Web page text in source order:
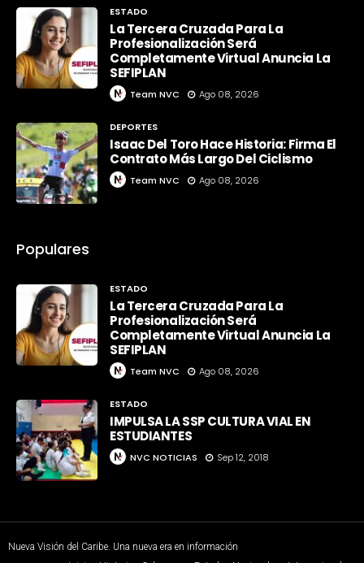
ESTADO
La Tercera Cruzada Para La
Profesionalización Será
Completamente Virtual Anuncia La
SEFIPLAN
Team NVC Ago 08, 2026
DEPORTES
Isaac Del Toro Hace Historia: Firma El
Contrato Más Largo Del Ciclismo
Team NVC Ago 08, 2026
Populares
ESTADO
La Tercera Cruzada Para La
Profesionalización Será
Completamente Virtual Anuncia La
SEFIPLAN
Team NVC Ago 08, 2026
ESTADO
IMPULSA LA SSP CULTURA VIAL EN
ESTUDIANTES
NVC NOTICIAS Sep 12, 2018
Nueva Visión del Caribe. Una nueva era en información